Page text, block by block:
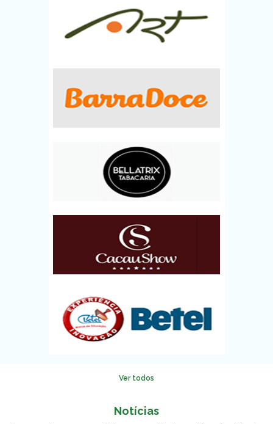
Ver todos
Notícias